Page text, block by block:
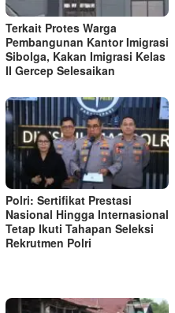
Terkait Protes Warga
Pembangunan Kantor Imigrasi
Sibolga, Kakan Imigrasi Kelas
II Gercep Selesaikan
Polri: Sertifikat Prestasi
Nasional Hingga Internasional
Tetap Ikuti Tahapan Seleksi
Rekrutmen Polri